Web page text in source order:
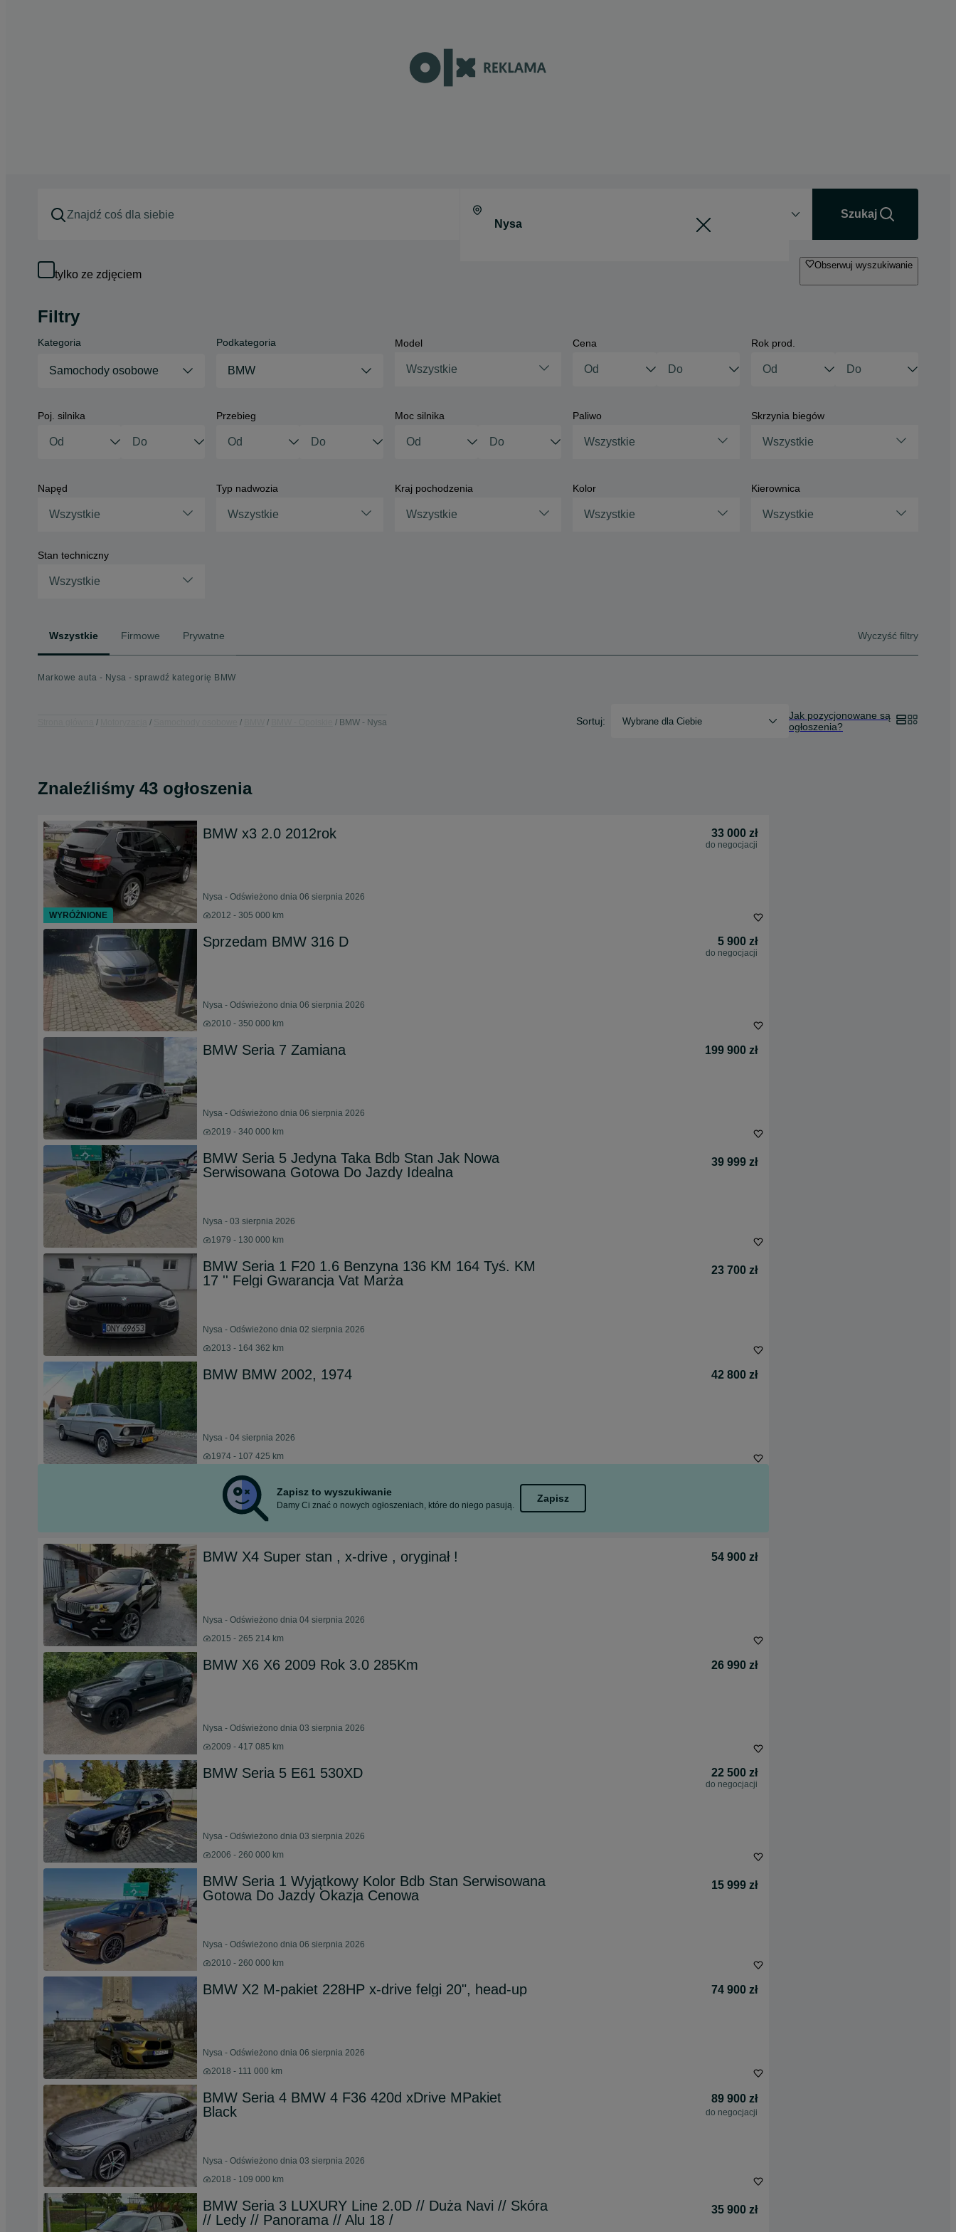
Szukaj
tylko ze zdjęciem
Obserwuj wyszukiwanie
Filtry
Kategoria
Samochody osobowe
Podkategoria
BMW
Model
Wszystkie
Cena Rok prod.
Poj. silnika Przebieg Moc silnika Paliwo
Wszystkie
Skrzynia biegów
Wszystkie
Napęd
Wszystkie
Typ nadwozia
Wszystkie
Kraj pochodzenia
Wszystkie
Kolor
Wszystkie
Kierownica
Wszystkie
Stan techniczny
Wszystkie
Wszystkie Firmowe Prywatne Wyczyść filtry
Markowe auta - Nysa - sprawdź kategorię BMW
BMW - Nysa Sortuj: Wybrane dla Ciebie
Jak pozycjonowane są
ogłoszenia?
Znaleźliśmy 43 ogłoszenia
BMW x3 2.0 2012rok 33 000 zł
do negocjacji
Nysa - Odświeżono dnia 06 sierpnia 2026
2012 - 305 000 km
Sprzedam BMW 316 D 5 900 zł
do negocjacji
Nysa - Odświeżono dnia 06 sierpnia 2026
2010 - 350 000 km
BMW Seria 7 Zamiana 199 900 zł
Nysa - Odświeżono dnia 06 sierpnia 2026
2019 - 340 000 km
BMW Seria 5 Jedyna Taka Bdb Stan Jak Nowa
Serwisowana Gotowa Do Jazdy Idealna
39 999 zł
Nysa - 03 sierpnia 2026
1979 - 130 000 km
BMW Seria 1 F20 1.6 Benzyna 136 KM 164 Tyś. KM
17 '' Felgi Gwarancja Vat Marża
23 700 zł
Nysa - Odświeżono dnia 02 sierpnia 2026
2013 - 164 362 km
BMW BMW 2002, 1974 42 800 zł
Nysa - 04 sierpnia 2026
1974 - 107 425 km
Zapisz to wyszukiwanie
Damy Ci znać o nowych ogłoszeniach, które do niego pasują.
Zapisz
BMW X4 Super stan , x-drive , oryginał ! 54 900 zł
Nysa - Odświeżono dnia 04 sierpnia 2026
2015 - 265 214 km
BMW X6 X6 2009 Rok 3.0 285Km 26 990 zł
Nysa - Odświeżono dnia 03 sierpnia 2026
2009 - 417 085 km
BMW Seria 5 E61 530XD 22 500 zł
do negocjacji
Nysa - Odświeżono dnia 03 sierpnia 2026
2006 - 260 000 km
BMW Seria 1 Wyjątkowy Kolor Bdb Stan Serwisowana
Gotowa Do Jazdy Okazja Cenowa
15 999 zł
Nysa - Odświeżono dnia 06 sierpnia 2026
2010 - 260 000 km
BMW X2 M-pakiet 228HP x-drive felgi 20", head-up 74 900 zł
Nysa - Odświeżono dnia 06 sierpnia 2026
2018 - 111 000 km
BMW Seria 4 BMW 4 F36 420d xDrive MPakiet
Black
89 900 zł
do negocjacji
Nysa - Odświeżono dnia 03 sierpnia 2026
2018 - 109 000 km
BMW Seria 3 LUXURY Line 2.0D // Duża Navi // Skóra
// Ledy // Panorama // Alu 18 /
35 900 zł
WYRÓŻNIONE